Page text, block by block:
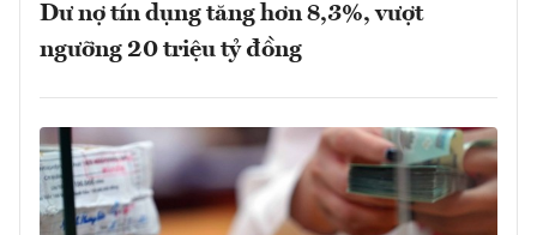
Dư nợ tín dụng tăng hơn 8,3%, vượt
ngưỡng 20 triệu tỷ đồng